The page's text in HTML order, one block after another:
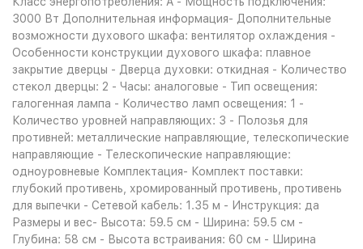
3000 Вт Дополнительная информация- Дополнительные
возможности духового шкафа: вентилятор охлаждения -
Особенности конструкции духового шкафа: плавное
закрытие дверцы - Дверца духовки: откидная - Количество
стекол дверцы: 2 - Часы: аналоговые - Тип освещения:
галогенная лампа - Количество ламп освещения: 1 -
Количество уровней направляющих: 3 - Полозья для
противней: металлические направляющие, телескопические
направляющие - Телескопические направляющие:
одноуровневые Комплектация- Комплект поставки:
глубокий противень, хромированный противень, противень
для выпечки - Сетевой кабель: 1.35 м - Инструкция: да
Размеры и вес- Высота: 59.5 см - Ширина: 59.5 см -
Глубина: 58 см - Высота встраивания: 60 см - Ширина